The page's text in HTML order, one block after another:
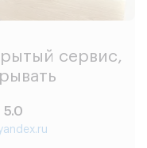
сервис,
5.0